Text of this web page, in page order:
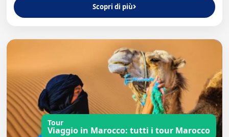
Scopri di più
Tour
Viaggio in Marocco: tutti i tour Marocco